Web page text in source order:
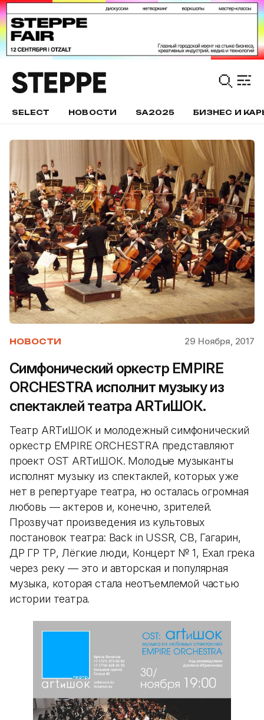
SELECT НОВОСТИ SA2025 БИЗНЕС И
НОВОСТИ 29 Ноября, 2017
Симфонический оркестр EMPIRE
ORCHESTRA исполнит музыку из
спектаклей театра ARTиШОК.
Театр АRTиШОК и молодежный симфонический
оркестр EMPIRE ORCHESTRA представляют
проект OST ARTиШОК. Молодые музыканты
исполнят музыку из спектаклей, которых уже
нет в репертуаре театра, но осталась огромная
любовь — актеров и, конечно, зрителей.
Прозвучат произведения из культовых
постановок театра: Back in USSR, CВ, Гагарин,
ДР ГР ТР, Лёгкие люди, Концерт № 1, Ехал грека
через реку — это и авторская и популярная
музыка, которая стала неотъемлемой частью
истории театра.